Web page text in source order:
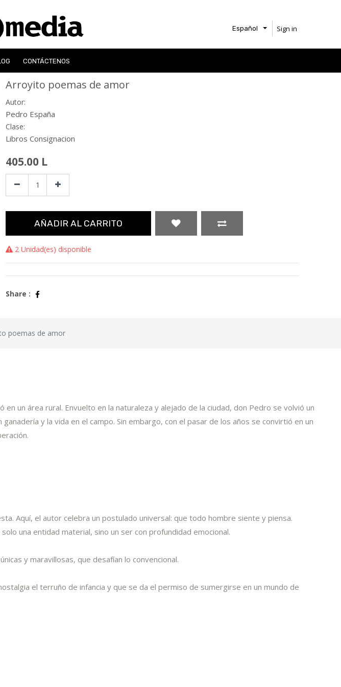
Español Sign in
CONTÁCTENOS
Arroyito poemas de amor
Autor:
Pedro España
Clase:
Libros Consignacion
405.00 L
AÑADIR AL CARRITO
2 Unidad(es) disponible
Share :
poemas de amor
un área rural. Envuelto en la naturaleza y alejado de la ciudad, don Pedro se volvió un
y la vida en el campo. Sin embargo, con el pasar de los años se convirtió en un
Aquí, el autor celebra un postulado universal: que todo hombre siente y piensa.
una entidad material, sino un ser con profundidad emocional.
y maravillosas, que desafían lo convencional.
el terruño de infancia y que se da el permiso de sumergirse en un mundo de